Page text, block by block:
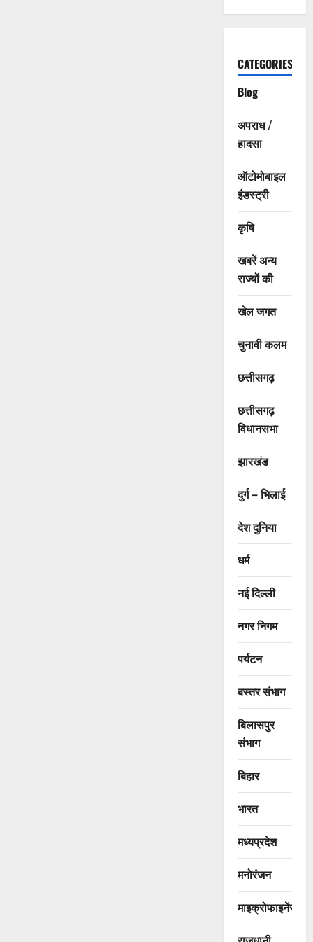
CATEGORIES
Blog
अपराध /
हादसा
ऑटोमोबाइल
इंडस्ट्री
कृषि
खबरें अन्य
राज्यों की
खेल जगत
चुनावी कलम
छत्तीसगढ़
छत्तीसगढ़
विधानसभा
झारखंड
दुर्ग – भिलाई
देश दुनिया
धर्म
नई दिल्ली
नगर निगम
पर्यटन
बस्तर संभाग
बिलासपुर
संभाग
बिहार
भारत
मध्यप्रदेश
मनोरंजन
माइक्रोफाइनेंस